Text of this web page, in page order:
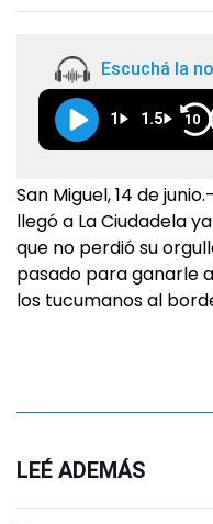
Escuchá la
1 1.5 10
San Miguel, 14 de
llegó a La Ciudadela
que no perdió su
pasado para ganarle
los tucumanos al
LEÉ ADEMÁS